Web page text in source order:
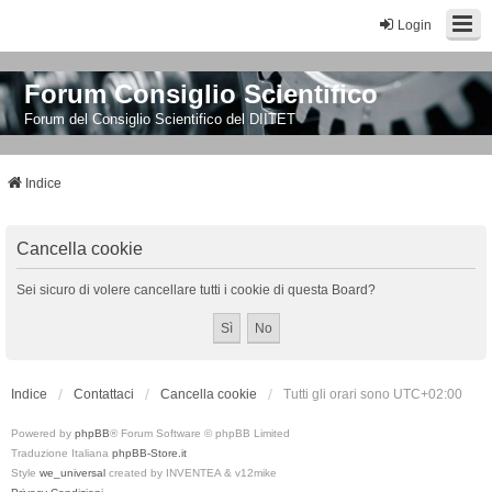
Login
Forum Consiglio Scientifico
Forum del Consiglio Scientifico del DIITET
Indice
Cancella cookie
Sei sicuro di volere cancellare tutti i cookie di questa Board?
Indice Contattaci Cancella cookie Tutti gli orari sono UTC+02:00
Powered by phpBB® Forum Software © phpBB Limited
Traduzione Italiana phpBB-Store.it
Style we_universal created by INVENTEA & v12mike